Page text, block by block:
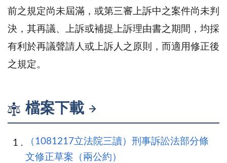
前之規定尚未屆滿，或第三審上訴中之案件尚未判
決，其再議、上訴或補提上訴理由書之期間，均採
有利於再議聲請人或上訴人之原則，而適用修正後
之規定。
檔案下載
（1081217立法院三讀）刑事訴訟法部分條
文修正草案（兩公約）